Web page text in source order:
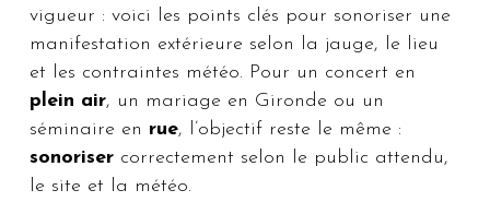
vigueur : voici les points clés pour sonoriser une
manifestation extérieure selon la jauge, le lieu
et les contraintes météo. Pour un concert en
plein air, un mariage en Gironde ou un
séminaire en rue, l’objectif reste le même :
sonorisercorrectement selon le public attendu,
le site et la météo.